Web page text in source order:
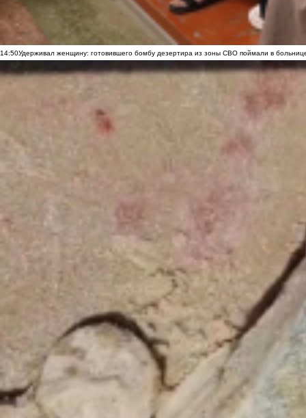
14:50Удерживал женщину: готовившего бомбу дезертира из зоны СВО поймали в